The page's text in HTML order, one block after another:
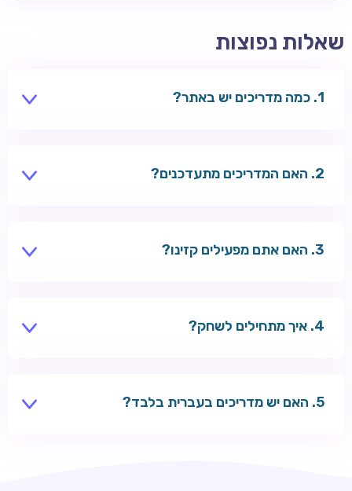
שאלות נפוצות
כמה מדריכים יש באתר?
האם המדריכים מתעדכנים?
האם אתם מפעילים קזינו?
איך מתחילים לשחק?
האם יש מדריכים בעברית בלבד?